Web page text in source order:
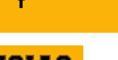
Facebook